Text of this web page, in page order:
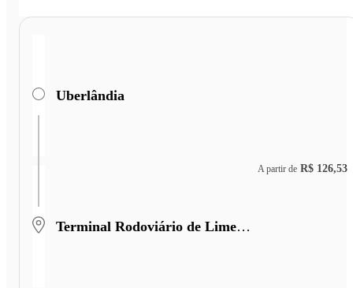
Uberlândia
Terminal Rodoviário de Limeira
A partir de R$ 126,53